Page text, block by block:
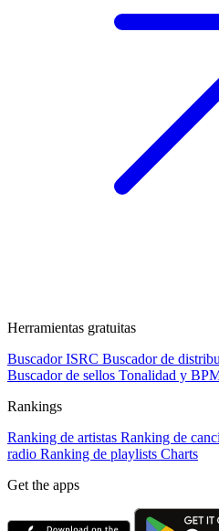
Herramientas gratuitas
Buscador ISRC Buscador de
Buscador de sellos Tonalidad y
Rankings
Ranking de artistas Ranking de
radio Ranking de playlists Charts
Get the apps